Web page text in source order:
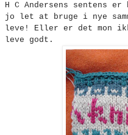
H C Andersens sentens
jo let at bruge i nye
leve! Eller er det mon
leve godt.